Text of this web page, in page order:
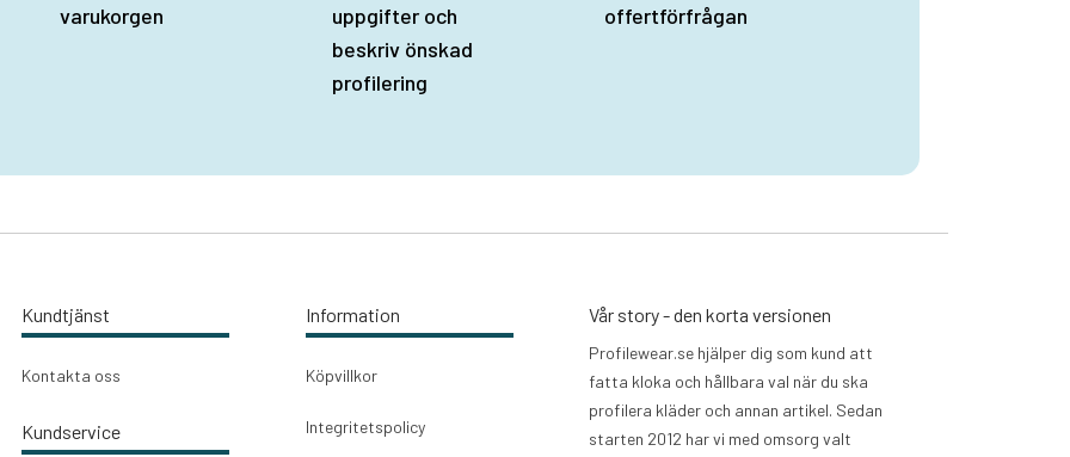
varukorgen
uppgifter och
beskriv önskad
profilering
offertförfrågan
Kundtjänst
Kontakta oss
Kundservice
Information
Köpvillkor
Integritetspolicy
Vår story - den korta versionen
Profilewear.se hjälper dig som kund att
fatta kloka och hållbara val när du ska
profilera kläder och annan artikel. Sedan
starten 2012 har vi med omsorg valt